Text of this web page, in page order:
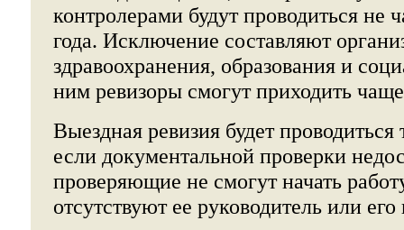
контролерами будут проводиться не
года. Исключение составляют
здравоохранения, образования и
ним ревизоры смогут приходить
Выездная ревизия будет проводиться
если документальной проверки
проверяющие не смогут начать
отсутствуют ее руководитель или его